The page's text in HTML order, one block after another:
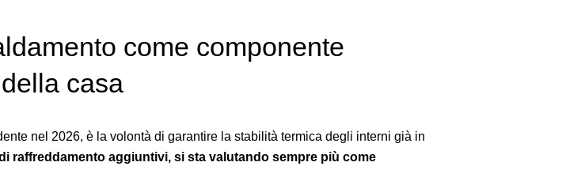
come componente
casa
nel 2026, è la volontà di garantire la stabilità termica degli interni già in
raffreddamento aggiuntivi, si sta valutando sempre più come